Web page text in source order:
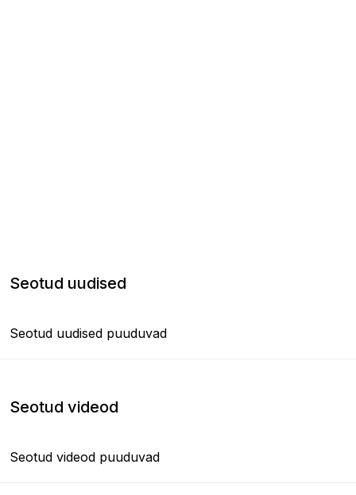
Seotud uudised
Seotud uudised puuduvad
Seotud videod
Seotud videod puuduvad